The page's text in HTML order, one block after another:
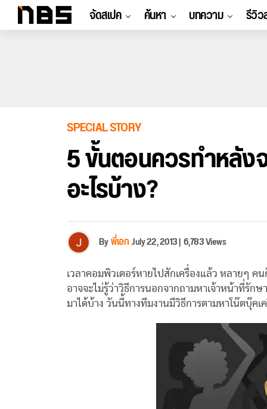
จัดสเปค ค้นหา บทความ รีวิ
SPECIAL STORY
5 ขั้นตอนควรทำหลั
อะไรบ้าง?
Byพี่เอกJuly 22, 2013|6,783 Views
เวลาคอมพิวเตอร์หายไปสักเครื่องแล้ว หลายๆ
อาจจะไม่รู้ว่าวิธีการนอกจากถามหาเจ้าหน้าที่รัก
มาได้บ้าง วันนี้ทางทีมงานมีวิธีการตามหาโน๊ตบุ๊คเ